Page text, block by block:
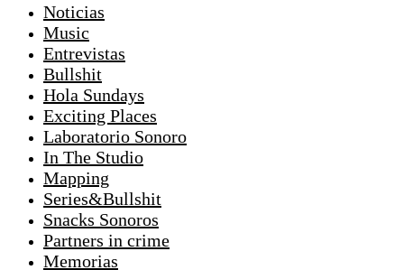
Noticias
Music
Entrevistas
Bullshit
Hola Sundays
Exciting Places
Laboratorio Sonoro
In The Studio
Mapping
Series&Bullshit
Snacks Sonoros
Partners in crime
Memorias